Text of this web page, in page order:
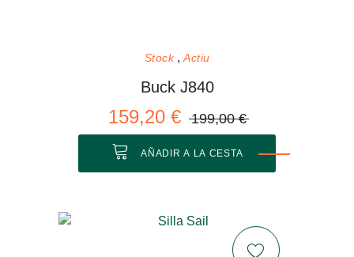
Stock Actiu
Buck J840
159,20 € 199,00 €
AÑADIR A LA CESTA